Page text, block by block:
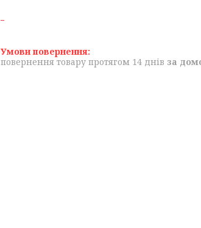
повернення товару протягом 14 днів за